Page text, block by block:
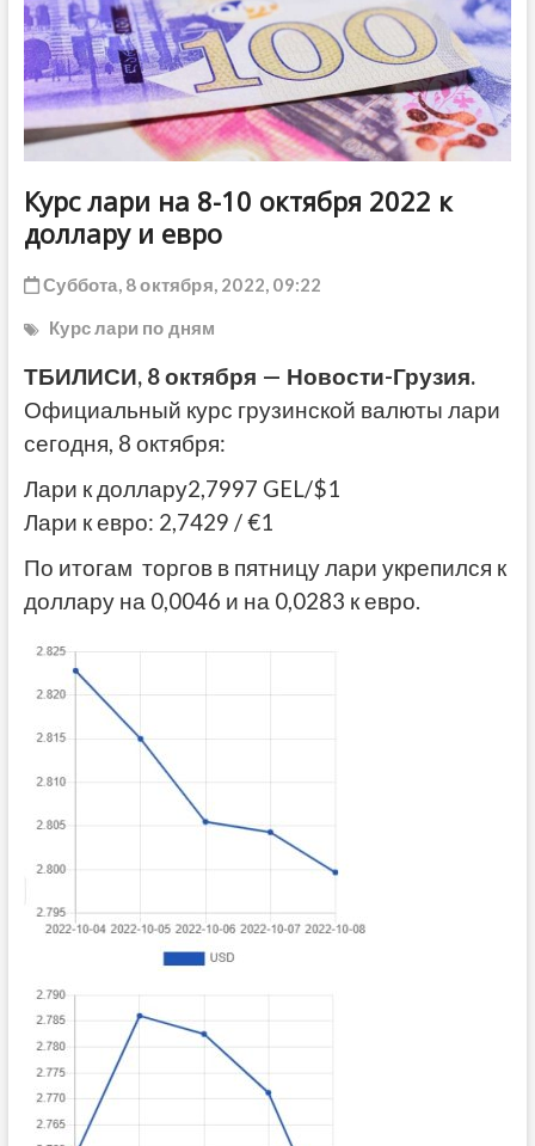
Курс лари на 8-10 октября 2022 к
доллару и евро
Суббота, 8 октября, 2022, 09:22
Курс лари по дням
ТБИЛИСИ, 8 октября — Новости-Грузия.
Официальный курс грузинской валюты лари
сегодня, 8 октября:
Лари к доллару2,7997 GEL/$1
Лари к евро: 2,7429 / €1
По итогам торгов в пятницу лари укрепился к
доллару на 0,0046 и на 0,0283 к евро.